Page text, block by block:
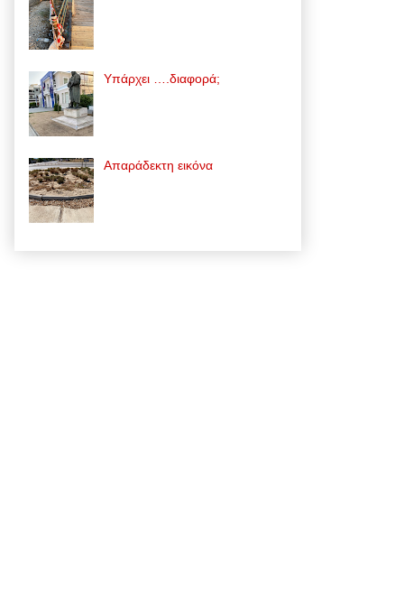
Υπάρχει ….διαφορά;
Απαράδεκτη εικόνα